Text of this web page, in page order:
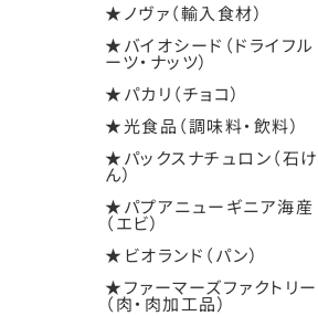
★ノヴァ（輸入食材）
★バイオシード（ドライフル
ーツ・ナッツ）
★パカリ（チョコ）
★光食品（調味料・飲料）
★パックスナチュロン（石け
ん）
★パプアニューギニア海産
（エビ）
★ビオランド（パン）
★ファーマーズファクトリー
（肉・肉加工品）